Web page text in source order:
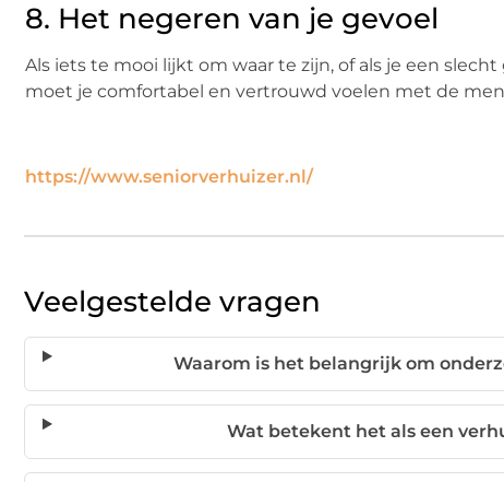
8. Het negeren van je gevoel
Als iets te mooi lijkt om waar te zijn, of als je een
moet je comfortabel en vertrouwd voelen met de
https://www.seniorverhuizer.nl/
Veelgestelde vragen
Waarom is het belangrijk om
Wat betekent het als een